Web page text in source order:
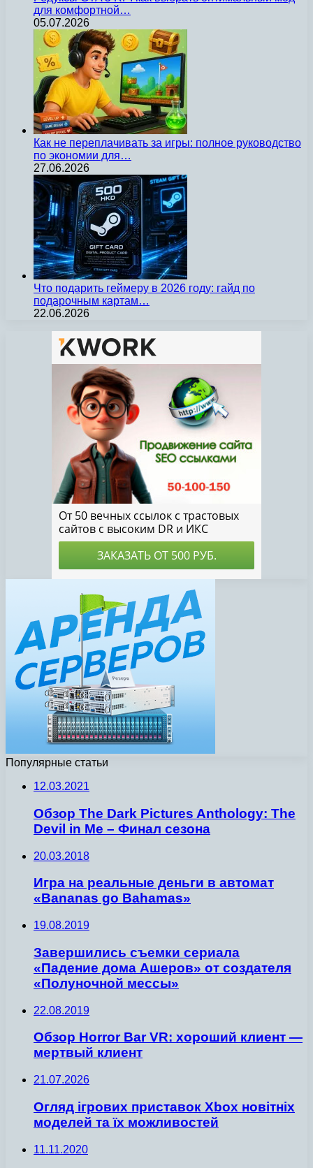
для комфортной…
05.07.2026
Как не переплачивать за игры: полное руководство
по экономии для…
27.06.2026
Что подарить геймеру в 2026 году: гайд по
подарочным картам…
22.06.2026
Популярные статьи
12.03.2021
Обзор The Dark Pictures Anthology: The
Devil in Me – Финал сезона
20.03.2018
Игра на реальные деньги в автомат
«Bananas go Bahamas»
19.08.2019
Завершились съемки сериала
«Падение дома Ашеров» от создателя
«Полуночной мессы»
22.08.2019
Обзор Horror Bar VR: хороший клиент —
мертвый клиент
21.07.2026
Огляд ігрових приставок Xbox новітніх
моделей та їх можливостей
11.11.2020